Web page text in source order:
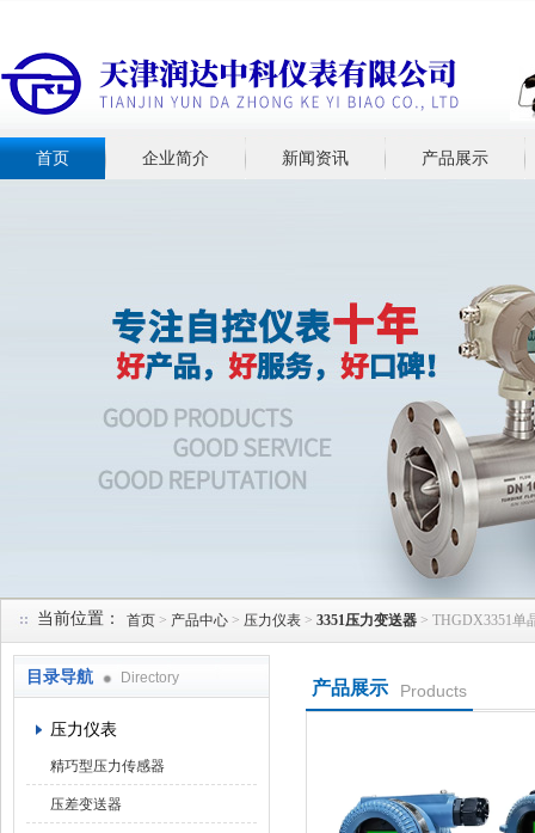
首页 企业简介 新闻资讯 产品展示
当前位置： 首页 > 产品中心 > 压力仪表 > 3351压力变送器 > THGDX3351单
目录导航 Directory
压力仪表
精巧型压力传感器
压差变送器
产品展示 Products